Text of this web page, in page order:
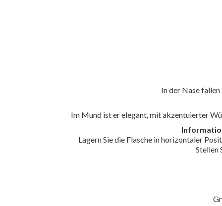
In der Nase
Im Mund ist er elegant, mit akzentuierter
Lagern Sie die Flasche in horizontaler
Stellen